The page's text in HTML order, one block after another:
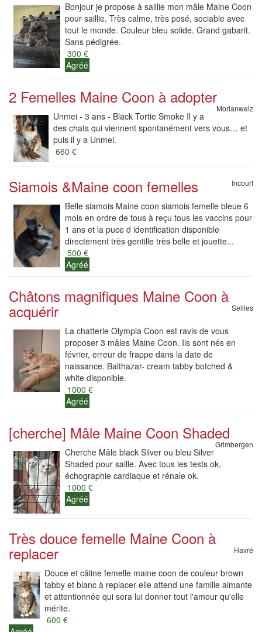
Bonjour je propose à saillie mon mâle Maine Coon
pour saillie. Très calme, très posé, sociable avec
tout le monde. Couleur bleu solide. Grand gabarit.
Sans pédigrée.
300 €
Agréé
2 Femelles Maine Coon à adopter
Morlanwelz
Unmei - 3 ans - Black Tortie Smoke Il y a
des chats qui viennent spontanément vers vous… et
puis il y a Unmei.
660 €
Siamois &Maine coon femelles Incourt
Belle siamois Maine coon siamois femelle bleue 6
mois en ordre de tous à reçu tous les vaccins pour
1 ans et la puce d identification disponible
directement très gentille très belle et jouette...
500 €
Agréé
Châtons magnifiques Maine Coon à
acquérir Seilles
La chatterie Olympia Coon est ravis de vous
proposer 3 mâles Maine Coon. Ils sont nés en
février, erreur de frappe dans la date de
naissance. Balthazar- cream tabby botched &
white disponible.
1000 €
Agréé
[cherche] Mâle Maine Coon Shaded
Grimbergen
Cherche Mâle black Silver ou bleu Silver
Shaded pour saille. Avec tous les tests ok,
échographie cardiaque et rénale ok.
1000 €
Agréé
Très douce femelle Maine Coon à
replacer Havré
Douce et câline femelle maine coon de couleur brown
tabby et blanc à replacer elle attend une famille aimante
et attentionnée qui sera lui donner tout l'amour qu'elle
mérite.
600 €